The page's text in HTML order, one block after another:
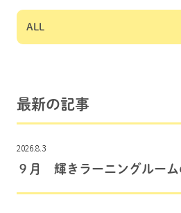
最新の記事
2026.8.3
９月 輝きラーニングルーム